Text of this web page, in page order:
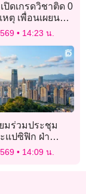
ปิดเกรดวิชาติด 0
หตุ เพื่อนเผยนาที
ภาษาไทย
14:23 น.
มร่วมประชุม
แปซิฟิก ฝ่า
นจากจีน
14:09 น.